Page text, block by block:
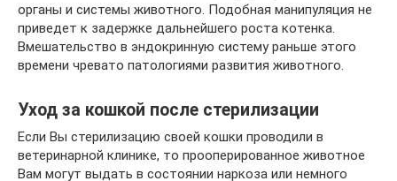
органы и системы животного. Подобная манипуляция не
приведет к задержке дальнейшего роста котенка.
Вмешательство в эндокринную систему раньше этого
времени чревато патологиями развития животного.
Уход за кошкой после стерилизации
Если Вы стерилизацию своей кошки проводили в
ветеринарной клинике, то прооперированное животное
Вам могут выдать в состоянии наркоза или немного